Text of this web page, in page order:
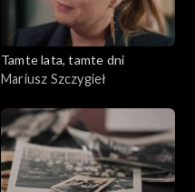
Tamte lata, tamte dni
Mariusz Szczygieł